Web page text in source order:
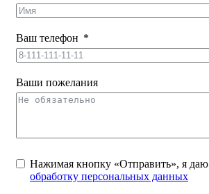
Ваш телефон
Ваши пожелания
Нажимая кнопку «Отправить», я даю
обработку персональных данных